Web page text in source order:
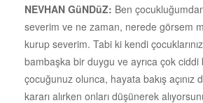
NEVHAN GüNDüZ: Ben
severim ve ne zaman, nerede görsem
kurup severim. Tabi ki kendi
bambaşka bir duygu ve ayrıca çok
çocuğunuz olunca, hayata bakış açınız
kararı alırken onları düşünerek